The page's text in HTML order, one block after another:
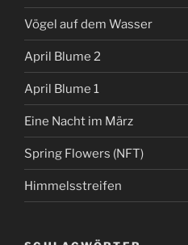
Vögel auf dem Wasser
April Blume 2
April Blume 1
Eine Nacht im März
Spring Flowers (NFT)
Himmelsstreifen